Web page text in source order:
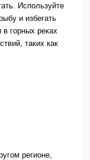
Используйте
и избегать
горных реках
таких как
регионе,